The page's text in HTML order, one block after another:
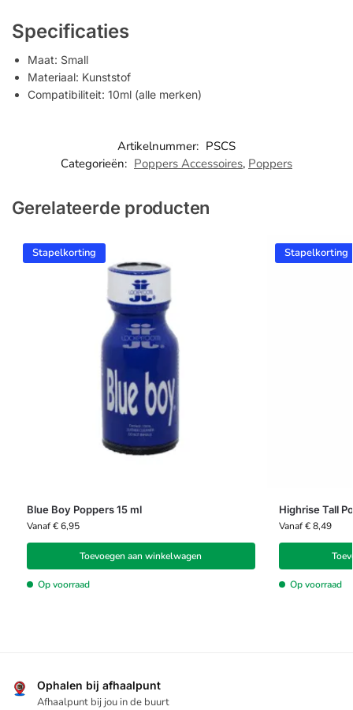
Specificaties
Maat: Small
Materiaal: Kunststof
Compatibiliteit: 10ml (alle merken)
Artikelnummer: PSCS
Categorieën: Poppers Accessoires, Poppers
Gerelateerde producten
Stapelkorting
Blue Boy Poppers 15 ml
Vanaf€6,95
Toevoegen aan winkelwagen
Op voorraad
Stapelkorting
Highrise Tall
Vanaf€8,49
Op voorraad
Ophalen bij afhaalpunt
Afhaalpunt bij jou in de buurt